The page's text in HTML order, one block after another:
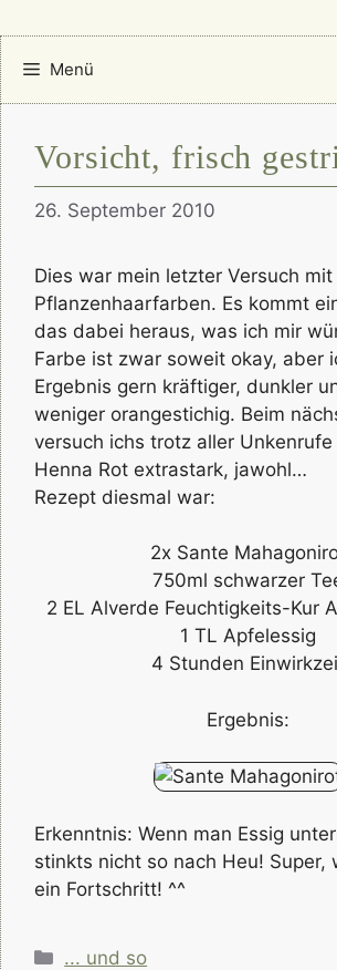
Menü
Vorsicht, frisch
26. September 2010
Dies war mein letzter Versuch
Pflanzenhaarfarben. Es kommt
das dabei heraus, was ich mir
Farbe ist zwar soweit okay, aber
Ergebnis gern kräftiger, dunkler
weniger orangestichig. Beim
versuch ichs trotz aller
Henna Rot extrastark, jawohl…
Rezept diesmal war:
2x Sante
750ml schwarzer
2 EL Alverde Feuchtigkeits-Kur
1 TL Apfelessig
4 Stunden
Ergebnis:
Erkenntnis: Wenn man Essig
stinkts nicht so nach Heu! Super,
ein Fortschritt! ^^
Kategorien
... und so